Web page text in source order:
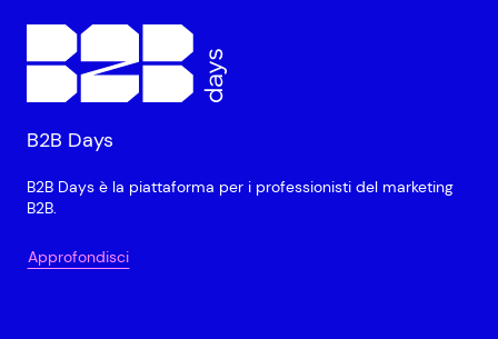
B2B Days
B2B Days è la piattaforma per i professionisti del marketing
B2B.
Approfondisci